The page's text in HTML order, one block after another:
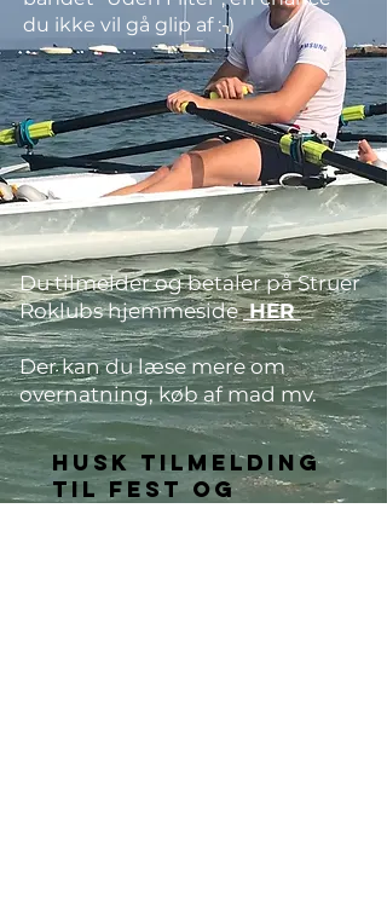
du ikke vil gå glip af :-)
Du tilmelder og betaler på Struer
Roklubs hjemmesideHER
Der kan du læse mere om
overnatning, køb af mad mv.
Husk tilmelding
til fest og